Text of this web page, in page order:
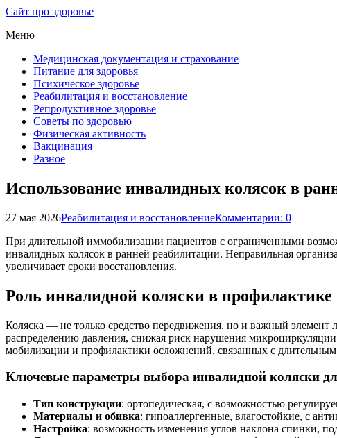
Сайт про здоровье
Меню
Медицинская документация и страхование
Питание для здоровья
Психическое здоровье
Реабилитация и восстановление
Репродуктивное здоровье
Советы по здоровью
Физическая активность
Вакцинация
Разное
Использование инвалидных колясок в
27 мая 2026Реабилитация и восстановлениеКомментарии: 0
При длительной иммобилизации пациентов с ограниченными
инвалидных колясок в ранней реабилитации. Неправильная
увеличивает сроки восстановления.
Роль инвалидной коляски в
Коляска — не только средство передвижения, но и важный элемент
распределению давления, снижая риск нарушения
мобилизации и профилактики осложнений, связанных с
Ключевые параметры выбора инвалидной коляски
Тип конструкции: ортопедическая, с возможностью
Материалы и обивка: гипоаллергенные, влагостойкие, с
Настройка: возможность изменения углов наклона спинки,